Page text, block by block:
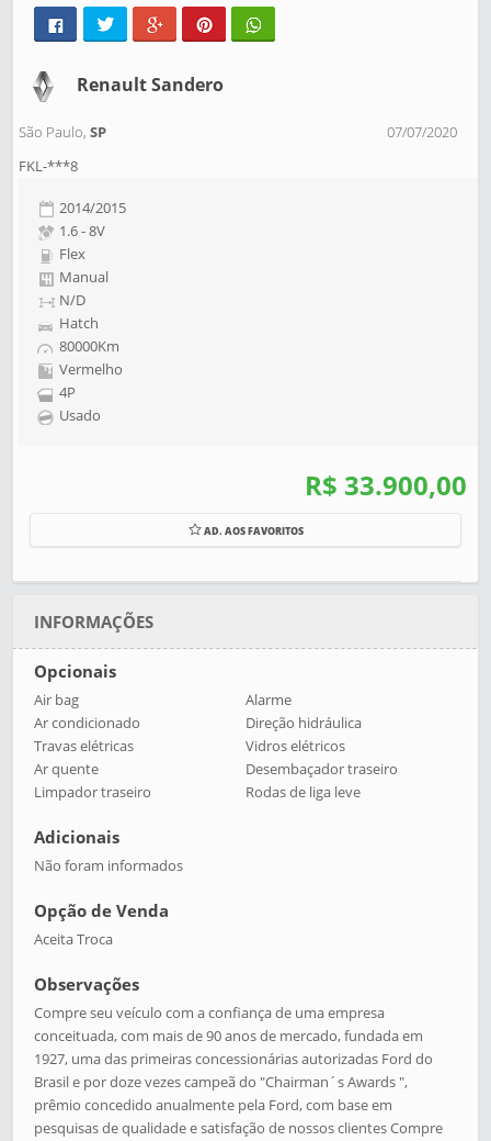
Renault Sandero
São Paulo,SP
07/07/2020
FKL-***8
2014/2015
1.6 - 8V
Flex
Manual
N/D
Hatch
80000Km
Vermelho
4P
Usado
R$ 33.900,00
AD. AOS FAVORITOS
INFORMAÇÕES
Opcionais
Air bag
Alarme
Ar condicionado
Direção hidráulica
Travas elétricas
Vidros elétricos
Ar quente
Desembaçador traseiro
Limpador traseiro
Rodas de liga leve
Adicionais
Não foram informados
Opção de Venda
Aceita Troca
Observações
Compre seu veículo com a confiança de uma empresa
conceituada, com mais de 90 anos de mercado, fundada em
1927, uma das primeiras concessionárias autorizadas Ford do
Brasil e por doze vezes campeã do "Chairman´s Awards ",
prêmio concedido anualmente pela Ford, com base em
pesquisas de qualidade e satisfação de nossos clientes Compre